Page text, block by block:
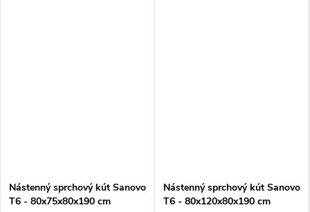
Nástenný sprchový kút Sanovo
T6 - 80x75x80x190 cm
Nástenný sprchový kút Sanovo
T6 - 80x120x80x190 cm